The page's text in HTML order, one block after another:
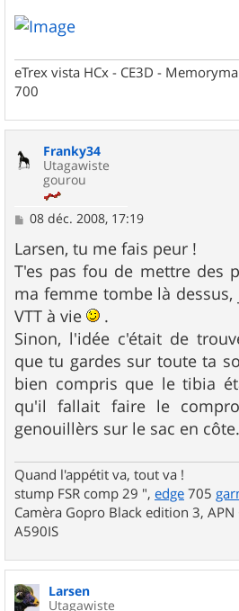
eTrex vista HCx - CE3D -
700
Franky34
Utagawiste
gourou
M
s
s
a
g
e
08 déc. 2008, 17:19
Larsen, tu me fais peur !
T'es pas fou de mettre des
ma femme tombe là
VTT à vie
.
Sinon, l'idée c'était de
que tu gardes sur toute ta
bien compris que le tibia
qu'il fallait faire le
genouillèrs sur le sac en côte.
Quand l'appétit va, tout va !
stump FSR comp 29 ", edge 705
Camèra Gopro Black edition 3,
A590IS
Larsen
Utagawiste